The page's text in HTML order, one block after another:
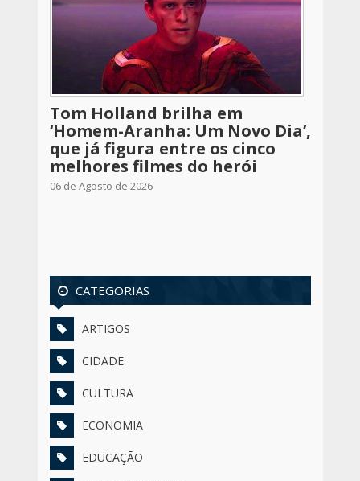
Tom Holland brilha em
‘Homem-Aranha: Um Novo Dia’,
que já figura entre os cinco
melhores filmes do herói
06 de Agosto de 2026
CATEGORIAS
ARTIGOS
CIDADE
CULTURA
ECONOMIA
EDUCAÇÃO